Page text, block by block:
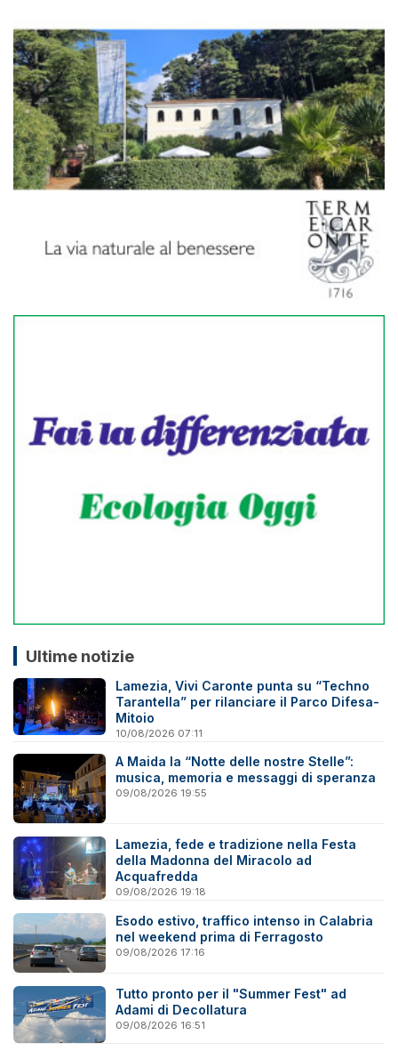
Ultime notizie
Lamezia, Vivi Caronte punta su “Techno
Tarantella” per rilanciare il Parco Difesa-
Mitoio
10/08/2026 07:11
A Maida la “Notte delle nostre Stelle”:
musica, memoria e messaggi di speranza
09/08/2026 19:55
Lamezia, fede e tradizione nella Festa
della Madonna del Miracolo ad
Acquafredda
09/08/2026 19:18
Esodo estivo, traffico intenso in Calabria
nel weekend prima di Ferragosto
09/08/2026 17:16
Tutto pronto per il "Summer Fest" ad
Adami di Decollatura
09/08/2026 16:51